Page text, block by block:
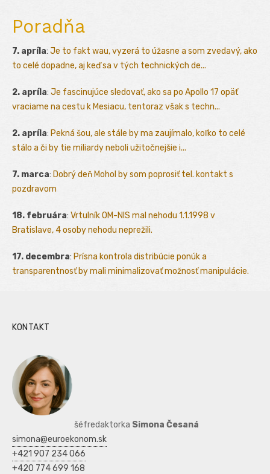
Poradňa
7. apríla: Je to fakt wau, vyzerá to úžasne a som zvedavý, ako
to celé dopadne, aj keď sa v tých technických de...
2. apríla: Je fascinujúce sledovať, ako sa po Apollo 17 opäť
vraciame na cestu k Mesiacu, tentoraz však s techn...
2. apríla: Pekná šou, ale stále by ma zaujímalo, koľko to celé
stálo a či by tie miliardy neboli užitočnejšie i...
7. marca: Dobrý deň Mohol by som poprosiť tel. kontakt s
pozdravom
18. februára: Vrtulník OM-NIS mal nehodu 1.1.1998 v
Bratislave, 4 osoby nehodu neprežili.
17. decembra: Prísna kontrola distribúcie ponúk a
transparentnosť by mali minimalizovať možnosť manipulácie.
KONTAKT
šéfredaktorka Simona Česaná
simona@euroekonom.sk
+421 907 234 066
+420 774 699 168